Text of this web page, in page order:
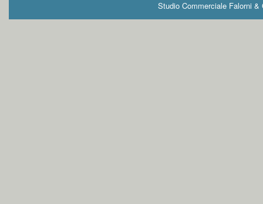
Studio Commerciale Falorni